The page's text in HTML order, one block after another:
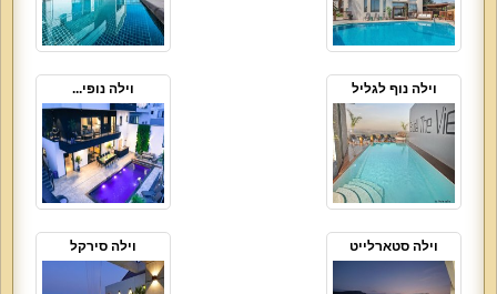
וילה נוף לגליל וילה נופי...
וילה סטארלייט וילה סירקל